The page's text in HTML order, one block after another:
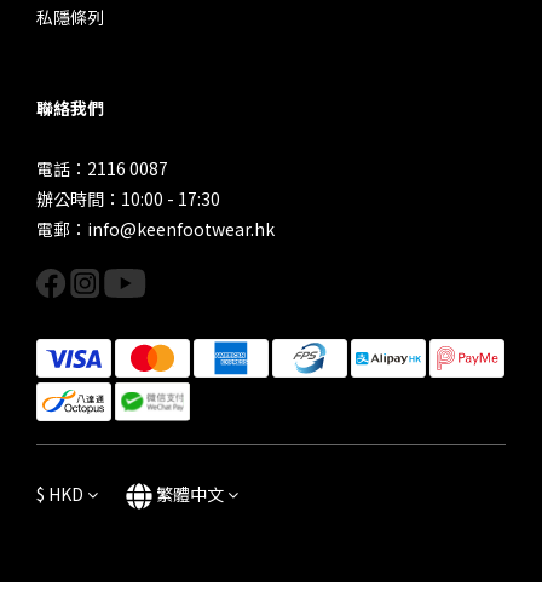
私隱條列
聯絡我們
電話：2116 0087
辦公時間：10:00 - 17:30
電郵：info@keenfootwear.hk
$ HKD 繁體中文